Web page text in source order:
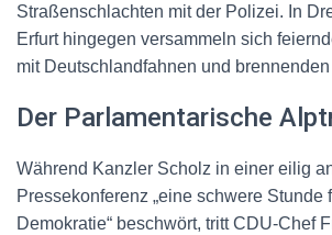
Straßenschlachten mit der Polizei. In
Erfurt hingegen versammeln sich
mit Deutschlandfahnen und
Der Parlamentarische
Während Kanzler Scholz in einer eilig
Pressekonferenz „eine schwere Stunde
Demokratie“ beschwört, tritt CDU-Chef